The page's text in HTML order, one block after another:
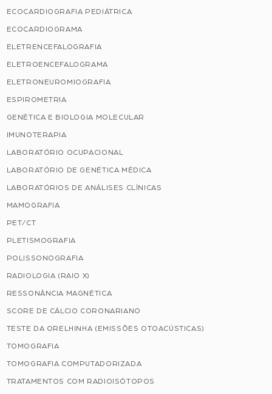
ECOCARDIOGRAFIA PEDIÁTRICA
ECOCARDIOGRAMA
ELETRENCEFALOGRAFIA
ELETROENCEFALOGRAMA
ELETRONEUROMIOGRAFIA
ESPIROMETRIA
GENÉTICA E BIOLOGIA MOLECULAR
IMUNOTERAPIA
LABORATÓRIO OCUPACIONAL
LABORATÓRIO DE GENÉTICA MÉDICA
LABORATÓRIOS DE ANÁLISES CLÍNICAS
MAMOGRAFIA
PET/CT
PLETISMOGRAFIA
POLISSONOGRAFIA
RADIOLOGIA (RAIO X)
RESSONÂNCIA MAGNÉTICA
SCORE DE CÁLCIO CORONARIANO
TESTE DA ORELHINHA (EMISSÕES OTOACÚSTICAS)
TOMOGRAFIA
TOMOGRAFIA COMPUTADORIZADA
TRATAMENTOS COM RADIOISÓTOPOS